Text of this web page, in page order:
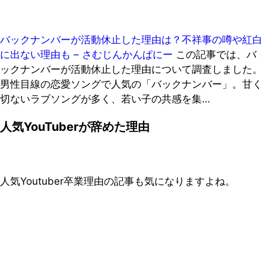
バックナンバーが活動休止した理由は？不祥事の噂や紅白
に出ない理由も – さむじんかんぱにー この記事では、バ
ックナンバーが活動休止した理由について調査しました。
男性目線の恋愛ソングで人気の「バックナンバー」。甘く
切ないラブソングが多く、若い子の共感を集…
人気YouTuberが辞めた理由
人気Youtuber卒業理由の記事も気になりますよね。